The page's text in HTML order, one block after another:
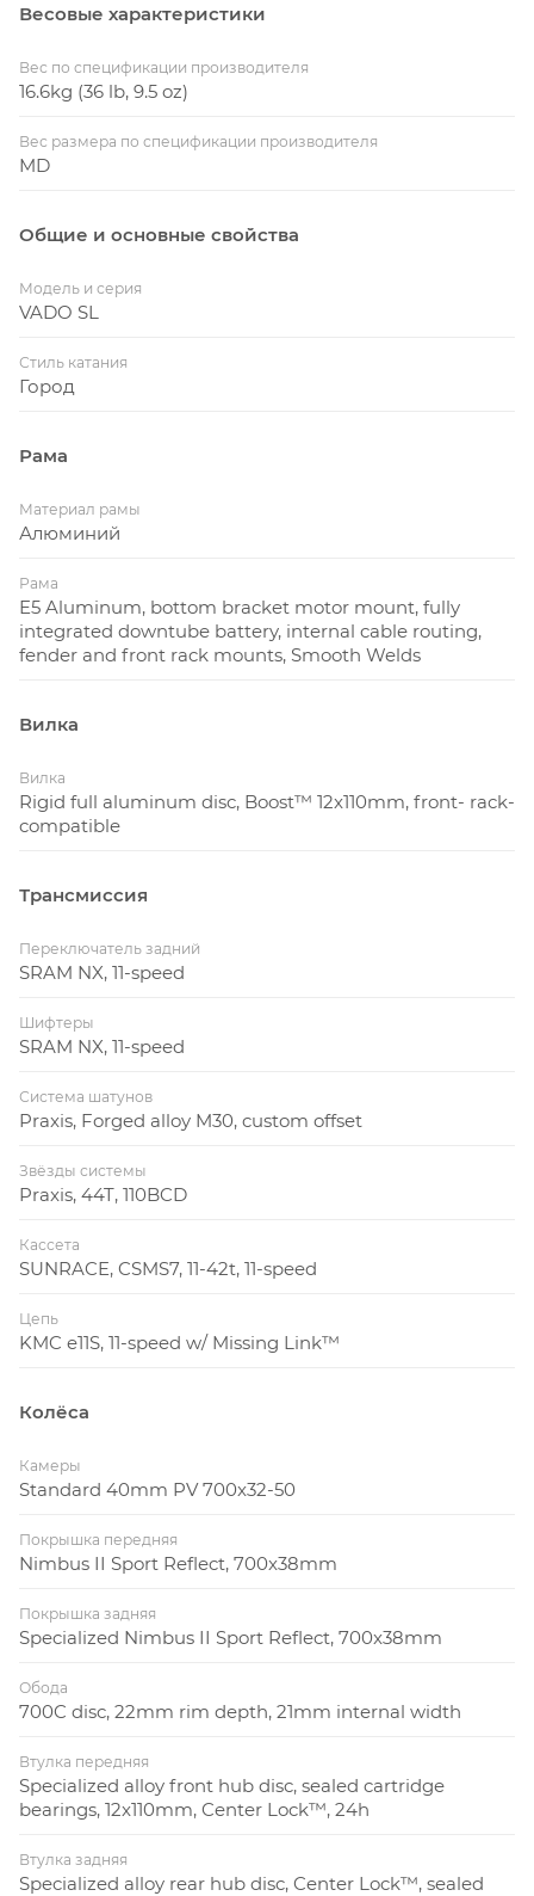
Весовые характеристики
Вес по спецификации производителя
16.6kg (36 lb, 9.5 oz)
Вес размера по спецификации производителя
MD
Общие и основные свойства
Модель и серия
VADO SL
Стиль катания
Город
Рама
Материал рамы
Алюминий
Рама
E5 Aluminum, bottom bracket motor mount, fully
integrated downtube battery, internal cable routing,
fender and front rack mounts, Smooth Welds
Вилка
Вилка
Rigid full aluminum disc, Boost™ 12x110mm, front- rack-
compatible
Трансмиссия
Переключатель задний
SRAM NX, 11-speed
Шифтеры
SRAM NX, 11-speed
Система шатунов
Praxis, Forged alloy M30, custom offset
Звёзды системы
Praxis, 44T, 110BCD
Кассета
SUNRACE, CSMS7, 11-42t, 11-speed
Цепь
KMC e11S, 11-speed w/ Missing Link™
Колёса
Камеры
Standard 40mm PV 700x32-50
Покрышка передняя
Nimbus II Sport Reflect, 700x38mm
Покрышка задняя
Specialized Nimbus II Sport Reflect, 700x38mm
Обода
700C disc, 22mm rim depth, 21mm internal width
Втулка передняя
Specialized alloy front hub disc, sealed cartridge
bearings, 12x110mm, Center Lock™, 24h
Втулка задняя
Specialized alloy rear hub disc, Center Lock™, sealed